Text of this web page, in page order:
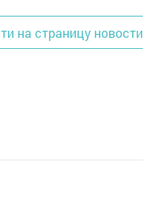
на страницу новости